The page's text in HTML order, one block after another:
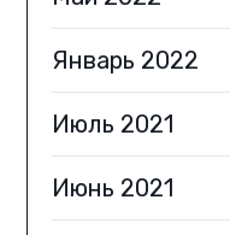
Январь 2022
Июль 2021
Июнь 2021